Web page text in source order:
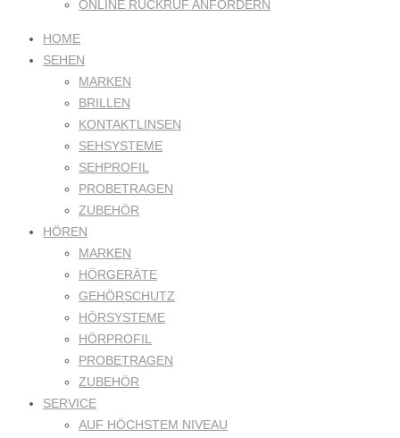
ONLINE RÜCKRUF ANFORDERN
HOME
SEHEN
MARKEN
BRILLEN
KONTAKTLINSEN
SEHSYSTEME
SEHPROFIL
PROBETRAGEN
ZUBEHÖR
HÖREN
MARKEN
HÖRGERÄTE
GEHÖRSCHUTZ
HÖRSYSTEME
HÖRPROFIL
PROBETRAGEN
ZUBEHÖR
SERVICE
AUF HÖCHSTEM NIVEAU